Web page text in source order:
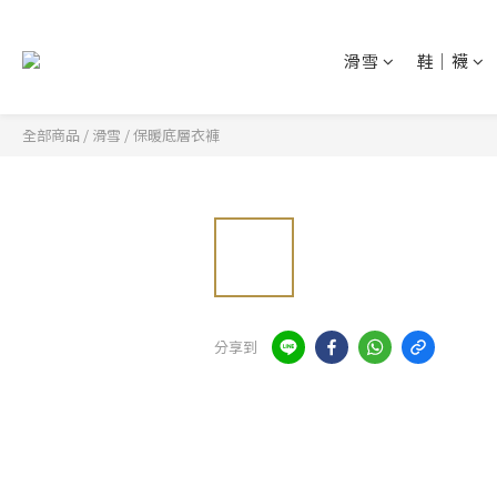
滑雪 鞋│襪
全部商品 / 滑雪 /保暖底層衣褲
分享到